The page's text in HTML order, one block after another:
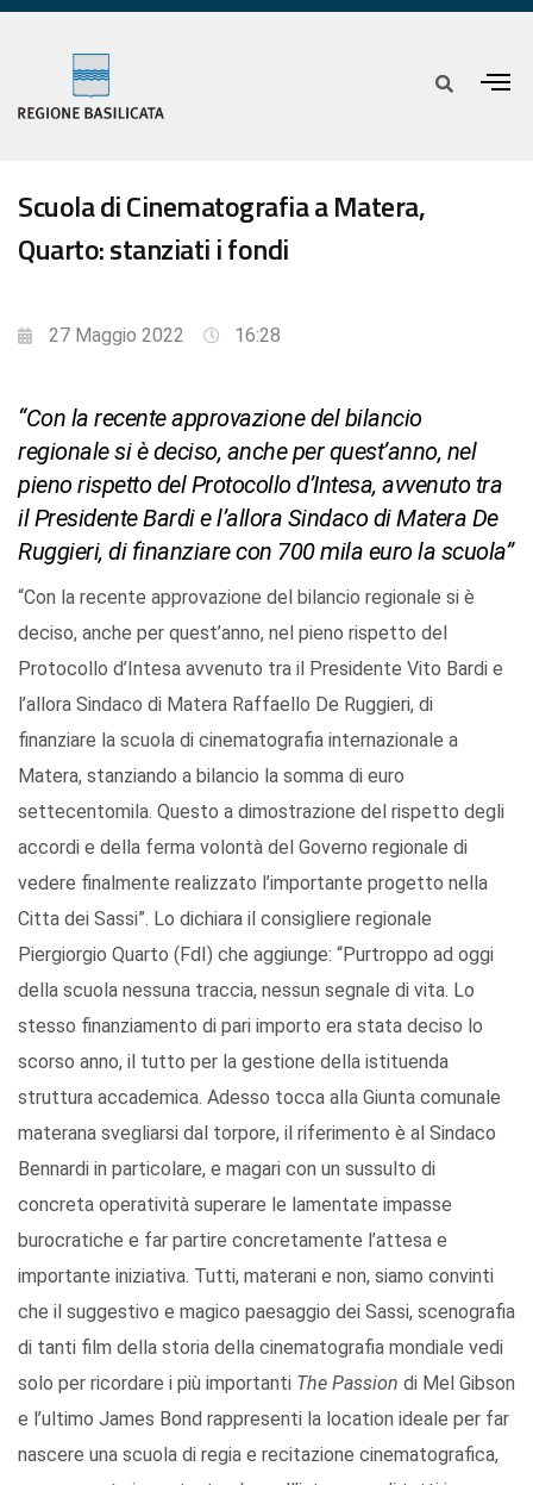
Scuola di Cinematografia a Matera,
Quarto: stanziati i fondi
27 Maggio 2022 16:28
“Con la recente approvazione del bilancio
regionale si è deciso, anche per quest’anno, nel
pieno rispetto del Protocollo d’Intesa, avvenuto tra
il Presidente Bardi e l’allora Sindaco di Matera De
Ruggieri, di finanziare con 700 mila euro la scuola”
“Con la recente approvazione del bilancio regionale si è
deciso, anche per quest’anno, nel pieno rispetto del
Protocollo d’Intesa avvenuto tra il Presidente Vito Bardi e
l’allora Sindaco di Matera Raffaello De Ruggieri, di
finanziare la scuola di cinematografia internazionale a
Matera, stanziando a bilancio la somma di euro
settecentomila. Questo a dimostrazione del rispetto degli
accordi e della ferma volontà del Governo regionale di
vedere finalmente realizzato l’importante progetto nella
Citta dei Sassi”. Lo dichiara il consigliere regionale
Piergiorgio Quarto (FdI) che aggiunge: “Purtroppo ad oggi
della scuola nessuna traccia, nessun segnale di vita. Lo
stesso finanziamento di pari importo era stata deciso lo
scorso anno, il tutto per la gestione della istituenda
struttura accademica. Adesso tocca alla Giunta comunale
materana svegliarsi dal torpore, il riferimento è al Sindaco
Bennardi in particolare, e magari con un sussulto di
concreta operatività superare le lamentate impasse
burocratiche e far partire concretamente l’attesa e
importante iniziativa. Tutti, materani e non, siamo convinti
che il suggestivo e magico paesaggio dei Sassi, scenografia
di tanti film della storia della cinematografia mondiale vedi
solo per ricordare i più importanti The Passion di Mel Gibson
e l’ultimo James Bond rappresenti la location ideale per far
nascere una scuola di regia e recitazione cinematografica,